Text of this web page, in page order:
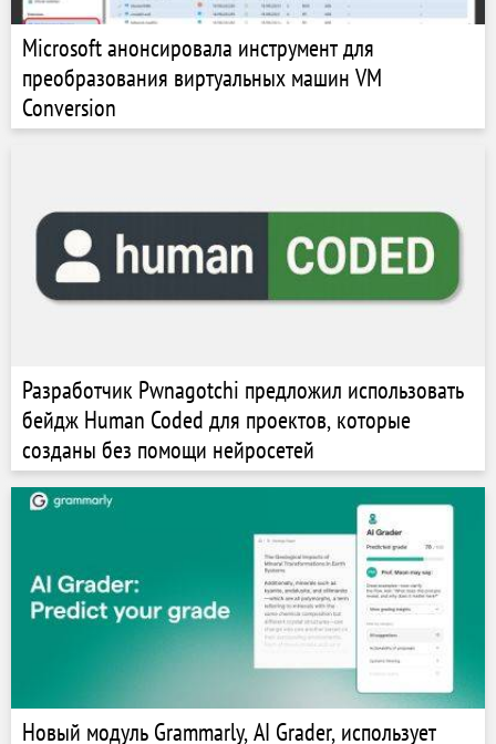
Microsoft анонсировала инструмент для
преобразования виртуальных машин VM
Conversion
Разработчик Pwnagotchi предложил использовать
бейдж Human Coded для проектов, которые
созданы без помощи нейросетей
Новый модуль Grammarly, AI Grader, использует